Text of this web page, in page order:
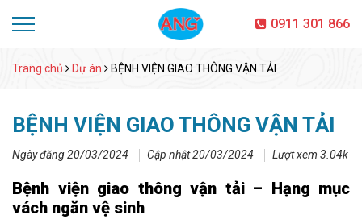
0911 301 866
Trang chủ Dự án BỆNH VIỆN GIAO THÔNG VẬN TẢI
BỆNH VIỆN GIAO THÔNG VẬN TẢI
Ngày đăng 20/03/2024 Cập nhật 20/03/2024 Lượt xem 3.04k
Bệnh viện giao thông vận tải – Hạng mục
vách ngăn vệ sinh